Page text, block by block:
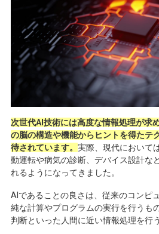
次世代AI技術には高度な情報処理が求
の脳の構造や機能からヒントを得たテ
待されています。 実際、現代において
動運転や病気の診断、デバイス設計な
れるようになってきました。
AI であることの良さは、従来のコンピ
純な計算やプログラムの実行を行うも
判断といった人間に近い情報処理を行